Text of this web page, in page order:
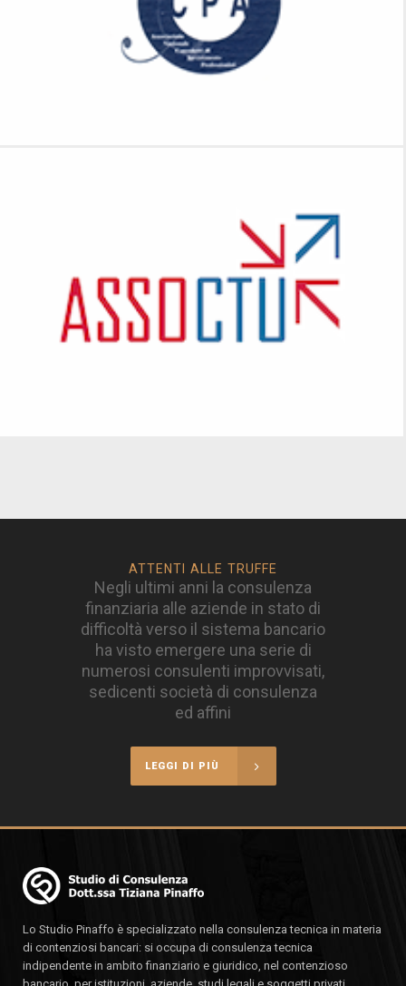
ATTENTI ALLE TRUFFE
Negli ultimi anni la consulenza
finanziaria alle aziende in stato di
difficoltà verso il sistema bancario
ha visto emergere una serie di
numerosi consulenti improvvisati,
sedicenti società di consulenza
ed affini
LEGGI DI PIÙ
Lo Studio Pinaffo è specializzato nella consulenza tecnica in materia
di contenziosi bancari: si occupa di consulenza tecnica
indipendente in ambito finanziario e giuridico, nel contenzioso